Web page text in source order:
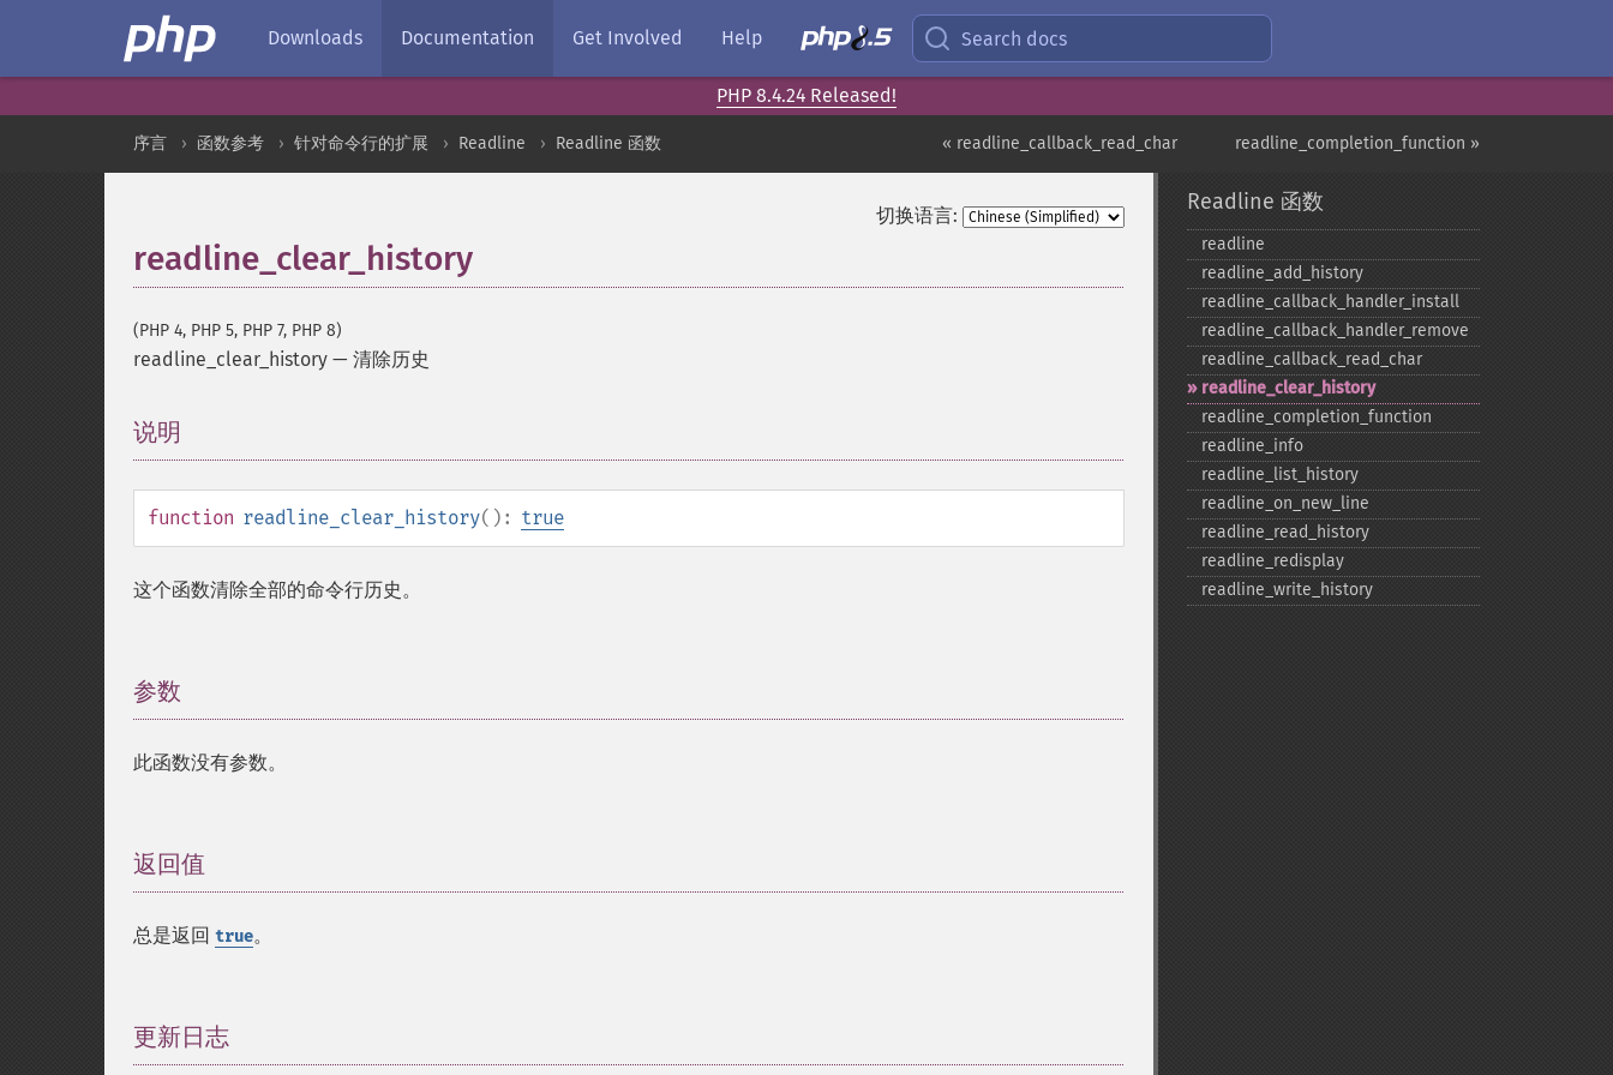
Downloads Documentation Get Involved Help Search docs
PHP 8.4.24 Released!
readline_completion_function »
« readline_callback_read_char
序言 函数参考 针对命令行的扩展 Readline Readline 函数
切换语言:
readline_clear_history
(PHP 4, PHP 5, PHP 7, PHP 8)
readline_clear_history — 清除历史
说明
function readline_clear_history(): true
这个函数清除全部的命令行历史。
参数
此函数没有参数。
返回值
总是返回 true。
更新日志
Readline 函数
readline
readline_​add_​history
readline_​callback_​handler_​install
readline_​callback_​handler_​remove
readline_​callback_​read_​char
readline_​clear_​history
readline_​completion_​function
readline_​info
readline_​list_​history
readline_​on_​new_​line
readline_​read_​history
readline_​redisplay
readline_​write_​history